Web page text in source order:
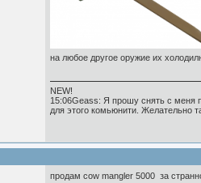
на любое другое оружие их
NEW!
15:06Geass: Я прошу снять с меня
для этого комьюнити. Желательно
продам cow mangler 5000 за